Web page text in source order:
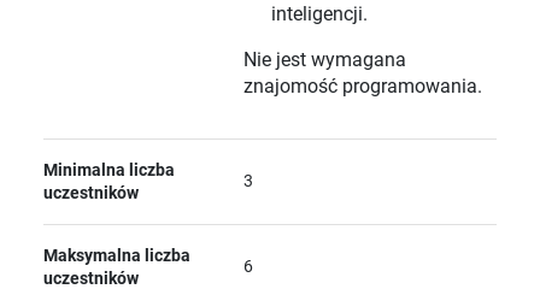
inteligencji.
Nie jest wymagana
znajomość programowania.
Minimalna liczba
uczestników
3
Maksymalna liczba
uczestników
6